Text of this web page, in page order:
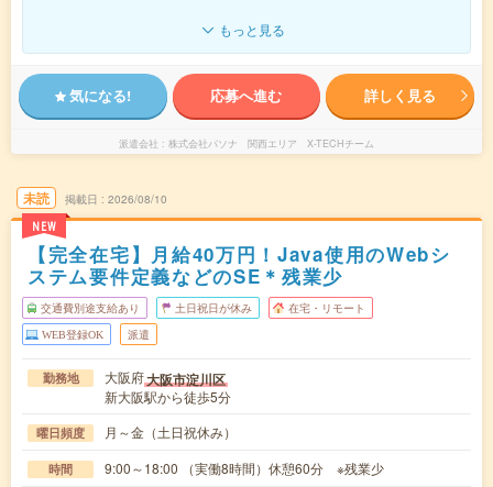
もっと見る
気になる! 応募へ進む 詳しく見る
派遣会社 株式会社パソナ 関西エリア X-TECHチーム
未読
NEW
掲載日 2026/08/10
【完全在宅】月給40万円！Java使用のWebシ
ステム要件定義などのSE＊残業少
交通費別途支給あり 土日祝日が休み 在宅・リモート
WEB登録OK 派遣
勤務地 大阪府大阪市淀川区
新大阪駅から徒歩5分
曜日頻度 月～金（土日祝休み）
時間 9:00～18:00 （実働8時間）休憩60分 ※残業少